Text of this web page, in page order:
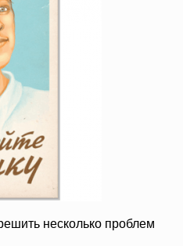
несколько проблем